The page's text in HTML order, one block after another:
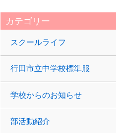
カテゴリー
スクールライフ
行田市立中学校標準服
学校からのお知らせ
部活動紹介